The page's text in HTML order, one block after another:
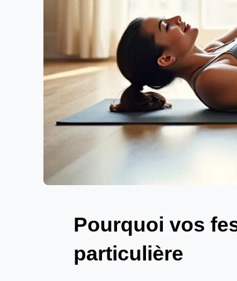
Pourquoi vos
particulière